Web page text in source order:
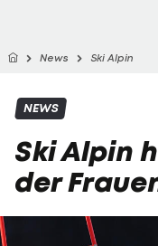
News Ski Alpin
NEWS
Ski Alpin
der